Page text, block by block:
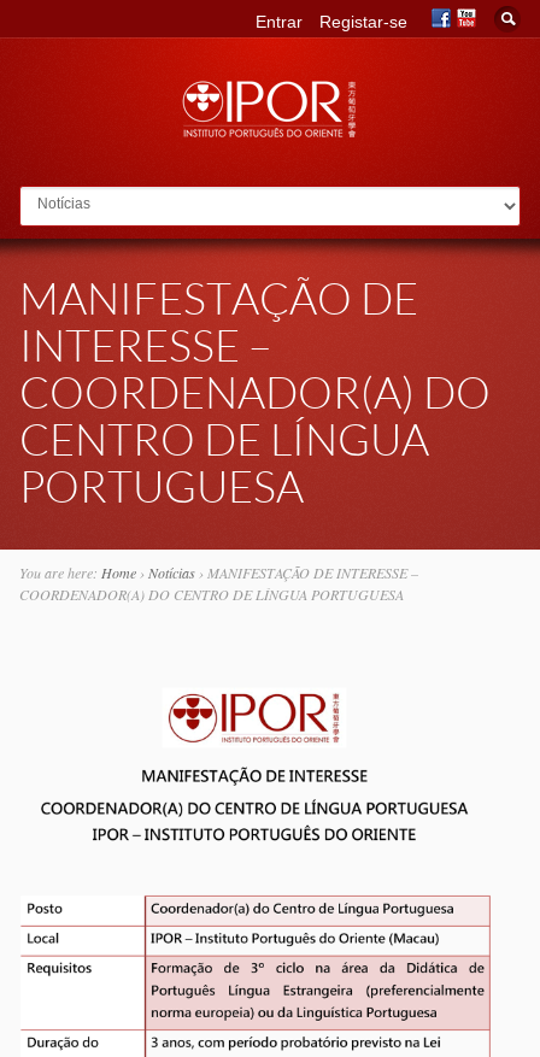
Go to:
Entrar Registar-se
MANIFESTAÇÃO DE
INTERESSE –
COORDENADOR(A) DO
CENTRO DE LÍNGUA
PORTUGUESA
You are here: Home› Notícias› MANIFESTAÇÃO DE INTERESSE –
COORDENADOR(A) DO CENTRO DE LÍNGUA PORTUGUESA